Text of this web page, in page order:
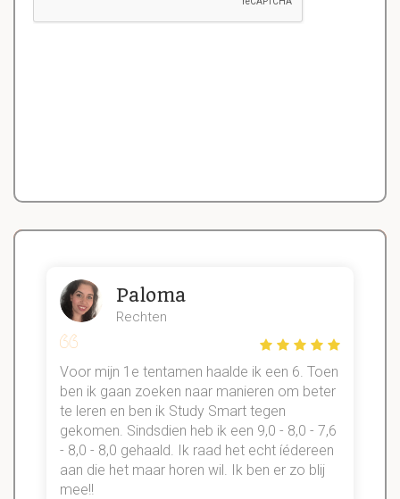
Paloma
Rechten
Voor mijn 1e tentamen haalde ik een 6. Toen
ben ik gaan zoeken naar manieren om beter
te leren en ben ik Study Smart tegen
gekomen. Sindsdien heb ik een 9,0 - 8,0 - 7,6
- 8,0 - 8,0 gehaald. Ik raad het echt íédereen
aan die het maar horen wil. Ik ben er zo blij
mee!!